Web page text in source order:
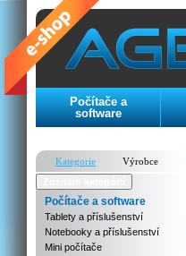
Počítače a
software
Kategorie
Výrobce
Počítače a software
Tablety a příslušenství
Notebooky a příslušenství
Mini počítače